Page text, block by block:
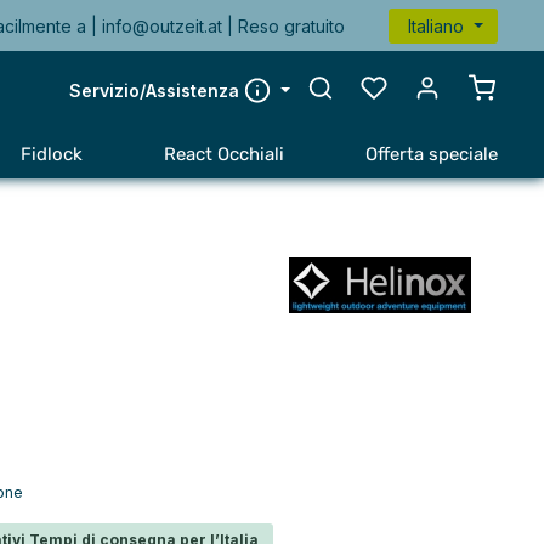
a |info@outzeit.at | Reso gratuito Italiano
Servizio/Assistenza
Il
Fidlock React Occhiali Offerta speciale
Tempi di consegna per l’Italia